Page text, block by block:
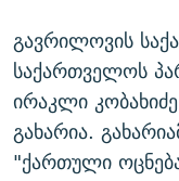
გავრილოვის
საქართველოს
ირაკლი
გახარია.
"ქართული